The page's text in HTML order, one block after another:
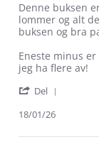
Review
by
Ole
on
18
2026
review
stating
Den
favoritten!
Denne buksen
lommer og alt
buksen og bra
Eneste minus
jeg ha flere av!
Del
Ole
18/01/26